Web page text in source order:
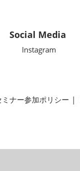
Social Media
Instagram
ミナー参加ポリシー